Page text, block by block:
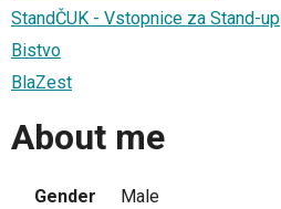
StandČUK - Vstopnice za Stand-up
Bistvo
BlaZest
About me
Gender
Male